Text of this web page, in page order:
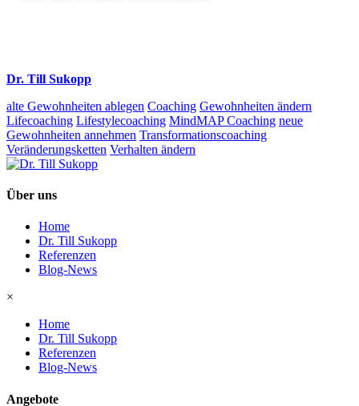
Dr. Till Sukopp
alte Gewohnheiten ablegen Coaching Gewohnheiten ändern
Lifecoaching Lifestylecoaching MindMAP Coaching neue
Gewohnheiten annehmen Transformationscoaching
Veränderungsketten Verhalten ändern
Über uns
Home
Dr. Till Sukopp
Referenzen
Blog-News
×
Home
Dr. Till Sukopp
Referenzen
Blog-News
Angebote